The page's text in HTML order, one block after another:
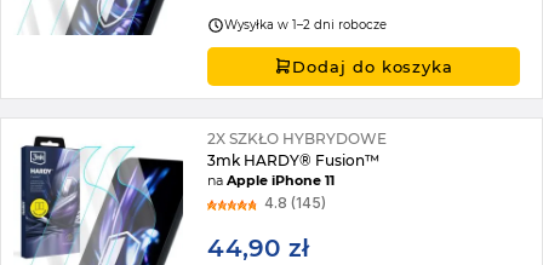
Wysyłka w 1–2 dni robocze
Dodaj do koszyka
2X SZKŁO HYBRYDOWE
3mk HARDY® Fusion™
naApple iPhone 11
4.8 (145)
44,90 zł